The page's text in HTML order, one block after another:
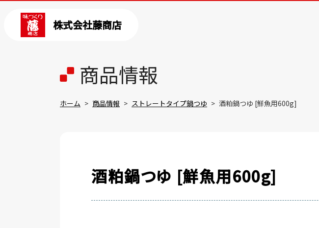
株式会社藤商店
商品情報
ホーム 商品情報 ストレートタイプ鍋つゆ 酒粕鍋つゆ [鮮魚用600g]
酒粕鍋つゆ [鮮魚用600g]